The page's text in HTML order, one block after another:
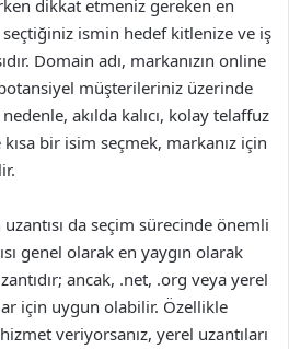
dikkat etmeniz gereken en
ismin hedef kitlenize ve iş
Domain adı, markanızın online
müşterileriniz üzerinde
akılda kalıcı, kolay telaffuz
bir isim seçmek, markanız için
da seçim sürecinde önemli
genel olarak en yaygın olarak
ancak, .net, .org veya yerel
için uygun olabilir. Özellikle
veriyorsanız, yerel uzantıları